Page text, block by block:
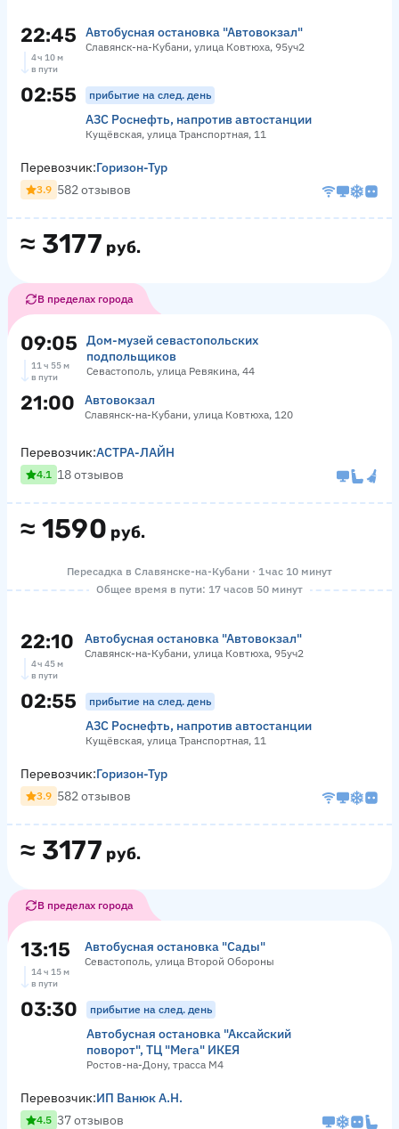
22:45 Автобусная остановка "Автовокзал"
Славянск-на-Кубани, улица Ковтюха, 95уч2
4 ч 10 м
в пути
02:55 прибытие на след. день
АЗС Роснефть, напротив автостанции
Кущёвская, улица Транспортная, 11
≈ 3177 руб.
Перевозчик:Горизон-Тур
3.9 582 отзывов
В пределах города
09:05
Дом-музей севастопольских
подпольщиков
Севастополь, улица Ревякина, 44
11 ч 55 м
в пути
21:00 Автовокзал
Славянск-на-Кубани, улица Ковтюха, 120
≈ 1590 руб.
Перевозчик:АСТРА-ЛАЙН
4.1 18 отзывов
Пересадка в Славянске-на-Кубани · 1 час 10 минут
Общее время в пути: 17 часов 50 минут
22:10 Автобусная остановка "Автовокзал"
Славянск-на-Кубани, улица Ковтюха, 95уч2
4 ч 45 м
в пути
02:55 прибытие на след. день
АЗС Роснефть, напротив автостанции
Кущёвская, улица Транспортная, 11
≈ 3177 руб.
Перевозчик:Горизон-Тур
3.9 582 отзывов
В пределах города
13:15 Автобусная остановка "Сады"
Севастополь, улица Второй Обороны
14 ч 15 м
в пути
03:30 прибытие на след. день
Автобусная остановка "Аксайский
поворот", ТЦ "Мега" ИКЕЯ
Ростов-на-Дону, трасса М4
Перевозчик:ИП Ванюк А.Н.
4.5 37 отзывов